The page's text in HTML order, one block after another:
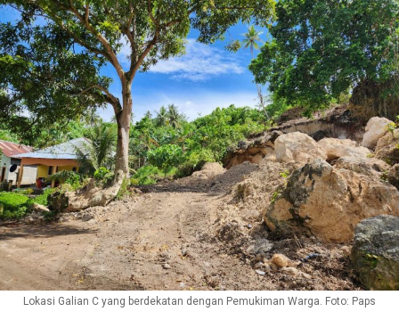
Lokasi Galian C yang berdekatan dengan Pemukiman Warga. Foto: Paps